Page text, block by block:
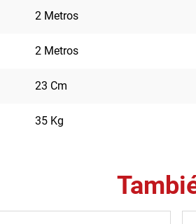
2 Metros
2 Metros
23 Cm
35 Kg